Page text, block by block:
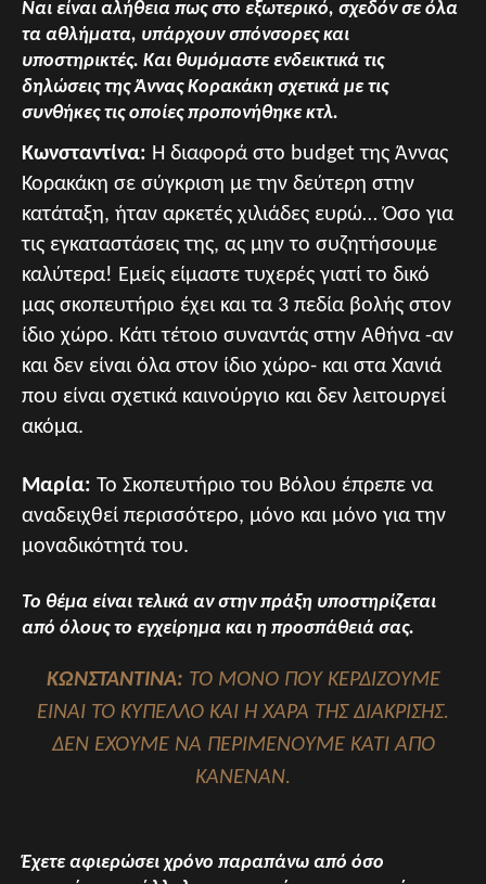
Ναι είναι αλήθεια πως στο εξωτερικό, σχεδόν σε όλα
τα αθλήματα, υπάρχουν σπόνσορες και
υποστηρικτές. Και θυμόμαστε ενδεικτικά τις
δηλώσεις της Άννας Κορακάκη σχετικά με τις
συνθήκες τις οποίες προπονήθηκε κτλ.
Κωνσταντίνα: Η διαφορά στο budget της Άννας
Κορακάκη σε σύγκριση με την δεύτερη στην
κατάταξη, ήταν αρκετές χιλιάδες ευρώ… Όσο για
τις εγκαταστάσεις της, ας μην το συζητήσουμε
καλύτερα! Εμείς είμαστε τυχερές γιατί το δικό
μας σκοπευτήριο έχει και τα 3 πεδία βολής στον
ίδιο χώρο. Κάτι τέτοιο συναντάς στην Αθήνα -αν
και δεν είναι όλα στον ίδιο χώρο- και στα Χανιά
που είναι σχετικά καινούργιο και δεν λειτουργεί
ακόμα.
Μαρία: Το Σκοπευτήριο του Βόλου έπρεπε να
αναδειχθεί περισσότερο, μόνο και μόνο για την
μοναδικότητά του.
Το θέμα είναι τελικά αν στην πράξη υποστηρίζεται
από όλους το εγχείρημα και η προσπάθειά σας.
ΚΩΝΣΤΑΝΤΙΝΑ: ΤΟ ΜΟΝΟ ΠΟΥ ΚΕΡΔΙΖΟΥΜΕ
ΕΙΝΑΙ ΤΟ ΚΥΠΕΛΛΟ ΚΑΙ Η ΧΑΡΑ ΤΗΣ ΔΙΑΚΡΙΣΗΣ.
ΔΕΝ ΕΧΟΥΜΕ ΝΑ ΠΕΡΙΜΕΝΟΥΜΕ ΚΑΤΙ ΑΠΟ
ΚΑΝΕΝΑΝ.
Έχετε αφιερώσει χρόνο παραπάνω από όσο